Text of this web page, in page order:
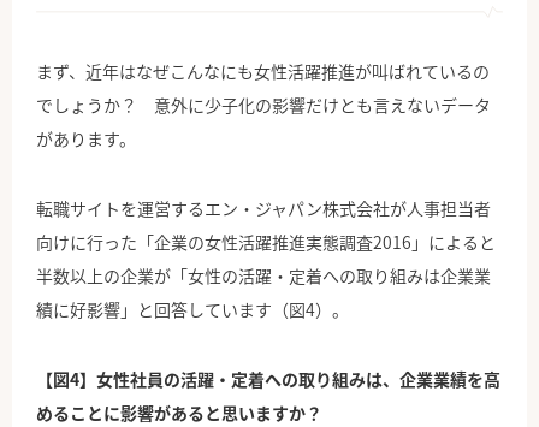
まず、近年はなぜこんなにも女性活躍推進が叫ばれているの
でしょうか？ 意外に少子化の影響だけとも言えないデータ
があります。
転職サイトを運営するエン・ジャパン株式会社が人事担当者
向けに行った「企業の女性活躍推進実態調査2016」によると
半数以上の企業が「女性の活躍・定着への取り組みは企業業
績に好影響」と回答しています（図4）。
【図4】女性社員の活躍・定着への取り組みは、企業業績を高
めることに影響があると思いますか？